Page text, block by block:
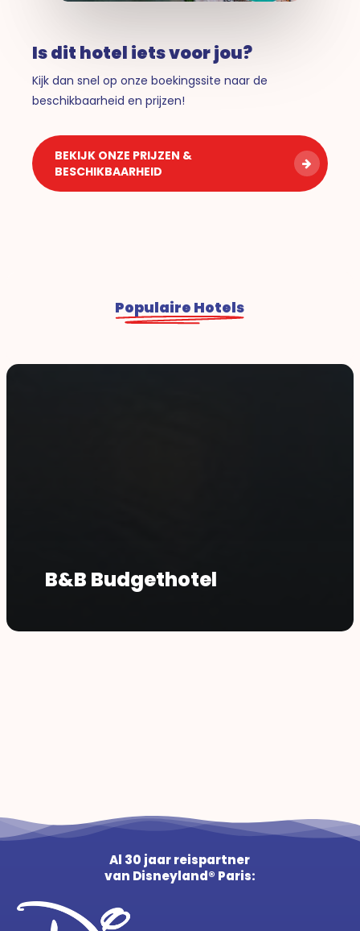
Is dit hotel iets voor jou?
Kijk dan snel op onze boekingssite naar de
beschikbaarheid en prijzen!
BEKIJK ONZE PRIJZEN &
BESCHIKBAARHEID
Populaire Hotels
B&B Budgethotel
Al 30 jaar reispartner
van Disneyland® Paris: